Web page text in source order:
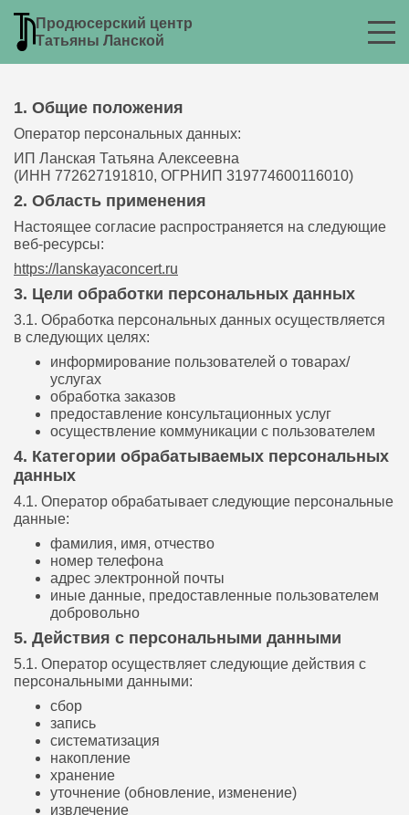
Продюсерский центр
Татьяны Ланской
Согласие на обработку
персональных данных
1. Общие положения
Оператор персональных данных:
ИП Ланская Татьяна Алексеевна
(ИНН 772627191810, ОГРНИП 319774600116010)
2. Область применения
Настоящее согласие распространяется на следующие
веб-ресурсы:
https://lanskayaconcert.ru
3. Цели обработки персональных данных
3.1. Обработка персональных данных осуществляется
в следующих целях:
информирование пользователей о товарах/
услугах
обработка заказов
предоставление консультационных услуг
осуществление коммуникации с пользователем
4. Категории обрабатываемых персональных
данных
4.1. Оператор обрабатывает следующие персональные
данные:
фамилия, имя, отчество
номер телефона
адрес электронной почты
иные данные, предоставленные пользователем
добровольно
5. Действия с персональными данными
5.1. Оператор осуществляет следующие действия с
персональными данными:
сбор
запись
систематизация
накопление
хранение
уточнение (обновление, изменение)
извлечение